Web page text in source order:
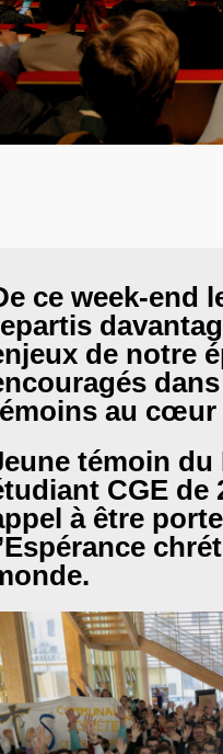
ce week-end
de notre
au cœur
témoin du
CGE de
à être